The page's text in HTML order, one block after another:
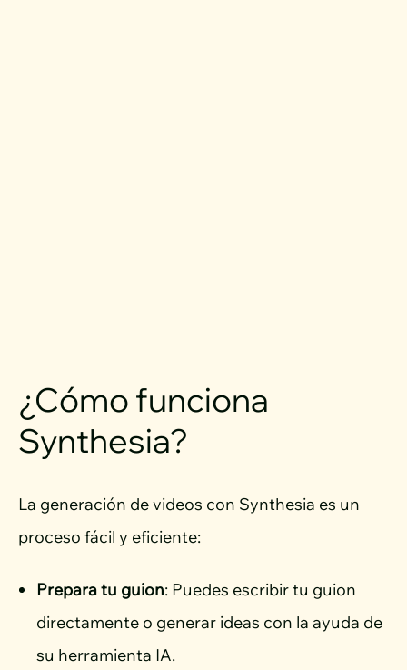
¿Cómo funciona
Synthesia?
La generación de videos con Synthesia es un
proceso fácil y eficiente:
Prepara tu guion: Puedes escribir tu guion
directamente o generar ideas con la ayuda de
su herramienta IA.